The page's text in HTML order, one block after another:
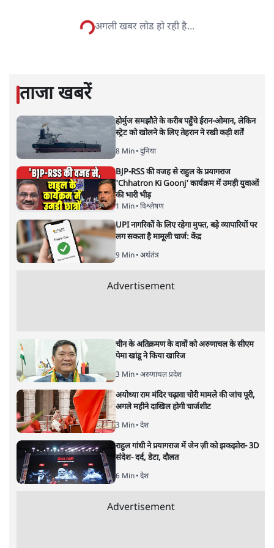
अमिताभ की और स्टोरी पढ़ें
बिहार में कभी ज्योति जैसी लड़कियों
का साइकिल चलाना चरित्रहीन होना था
विचार| लालबाबू ललित| 26 MAY, 2020
कुछ समय पहले तक बिहार में किसी ग़रीब परिवार की किसी लड़की ने
साइकिल चलाने की हिमाकत कर ली तो सामने ही चरित्रहीनता का
प्रमाणपत्र दे देना भी नॉर्मल यानी सामान्य था। कैसे आया बदलाव?
बहुत पीछे लौटने की बिल्कुल ज़रूरत नहीं है। 20 से 25 साल पीछे
लौट जाइये। बिहार में लड़कियों का साइकिल चलाना अटपटा
मालूम पड़ता था। गाँव की लड़कियों की तो छोड़ ही दीजिए, छोटे-
की संख्या भी बहुत कम थी।